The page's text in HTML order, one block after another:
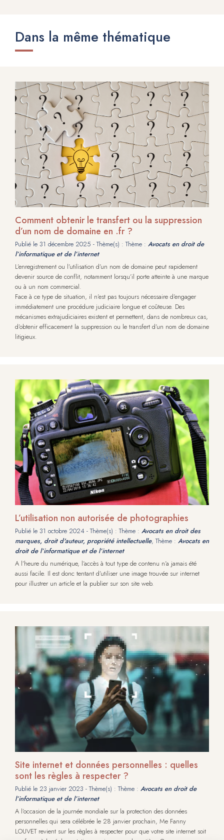
Dans la même thématique
Comment obtenir le transfert ou la suppression
d’un nom de domaine en .fr ?
Publié le 31 décembre 2025 - Thème(s) : Thème : Avocats en droit de
l’informatique et de l’internet
L’enregistrement ou l’utilisation d’un nom de domaine peut rapidement
devenir source de conflit, notamment lorsqu’il porte atteinte à une marque
ou à un nom commercial.
Face à ce type de situation, il n’est pas toujours nécessaire d’engager
immédiatement une procédure judiciaire longue et coûteuse. Des
mécanismes extrajudiciaires existent et permettent, dans de nombreux cas,
d’obtenir efficacement la suppression ou le transfert d’un nom de domaine
litigieux.
L’utilisation non autorisée de photographies
Publié le 31 octobre 2024 - Thème(s) : Thème : Avocats en droit des
marques, droit d'auteur, propriété intellectuelle, Thème : Avocats en
droit de l’informatique et de l’internet
A l’heure du numérique, l’accès à tout type de contenu n’a jamais été
aussi facile. Il est donc tentant d’utiliser une image trouvée sur internet
pour illustrer un article et la publier sur son site web.
Site internet et données personnelles : quelles
sont les règles à respecter ?
Publié le 23 janvier 2023 - Thème(s) : Thème : Avocats en droit de
l’informatique et de l’internet
A l’occasion de la journée mondiale sur la protection des données
personnelles qui sera célébrée le 28 janvier prochain, Me Fanny
LOUVET revient sur les règles à respecter pour que votre site internet soit